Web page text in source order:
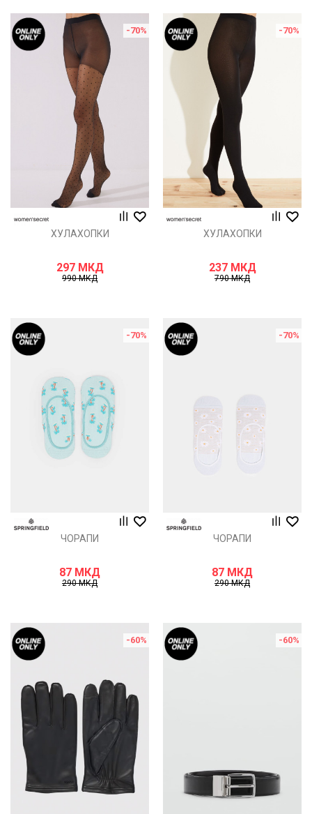
-70%
ХУЛАХОПКИ
297 МКД
990МКД
-70%
ХУЛАХОПКИ
237 МКД
790МКД
-70%
ЧОРАПИ
87 МКД
290МКД
-70%
ЧОРАПИ
87 МКД
290МКД
-60% -60%